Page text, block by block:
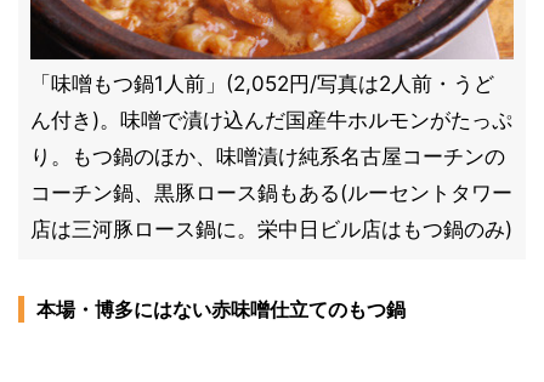
「味噌もつ鍋1人前」(2,052円/写真は2人前・うど
ん付き)。味噌で漬け込んだ国産牛ホルモンがたっぷ
り。もつ鍋のほか、味噌漬け純系名古屋コーチンの
コーチン鍋、黒豚ロース鍋もある(ルーセントタワー
店は三河豚ロース鍋に。栄中日ビル店はもつ鍋のみ)
本場・博多にはない赤味噌仕立てのもつ鍋